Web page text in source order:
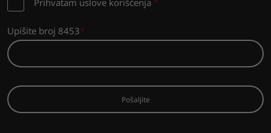
Prihvatam uslove korišćenja *
Upišite broj 8453
Pošaljite